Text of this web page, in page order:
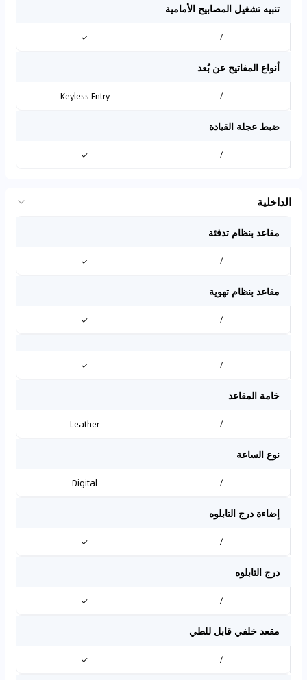
تنبيه تشغيل المصابيح الأمامية
/
✓
أنواع المفاتيح عن بُعد
/
Keyless Entry
ضبط عجلة القيادة
/
✓
الداخلية
مقاعد بنظام تدفئة
/
✓
مقاعد بنظام تهوية
/
✓
/
✓
خامة المقاعد
/
Leather
نوع الساعة
/
Digital
إضاءة درج التابلوه
/
✓
درج التابلوه
/
✓
مقعد خلفي قابل للطي
/
✓